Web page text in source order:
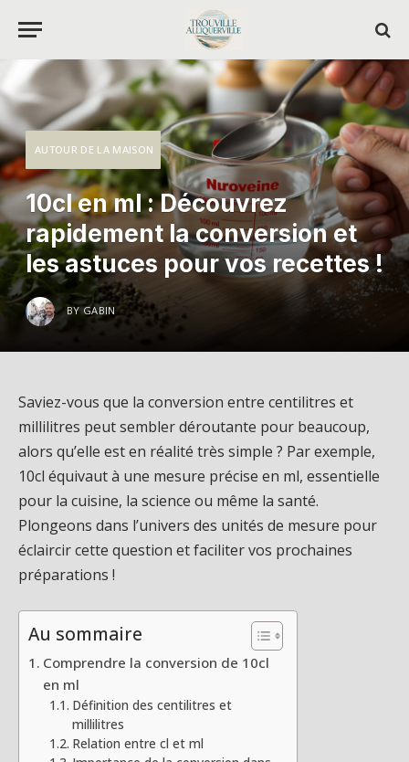
AUTOUR DE LA MAISON
10cl en ml : Découvrez
rapidement la conversion et
les astuces pour vos recettes !
BY GABIN
Saviez-vous que la conversion entre centilitres et
millilitres peut sembler déroutante pour beaucoup,
alors qu’elle est en réalité très simple ? Par exemple,
10cl équivaut à une mesure précise en ml, essentielle
pour la cuisine, la science ou même la santé.
Plongeons dans l’univers des unités de mesure pour
éclaircir cette question et faciliter vos prochaines
préparations !
Au sommaire
Comprendre la conversion de 10cl
en ml
Définition des centilitres et
millilitres
Relation entre cl et ml